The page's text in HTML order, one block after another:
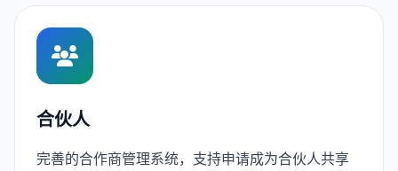
合伙人
完善的合作商管理系统，支持申请成为合伙人共享